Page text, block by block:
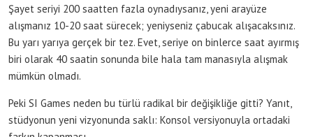
Şayet seriyi 200 saatten fazla oynadıysanız, yeni arayüze
alışmanız 10-20 saat sürecek; yeniyseniz çabucak alışacaksınız.
Bu yarı yarıya gerçek bir tez. Evet, seriye on binlerce saat ayırmış
biri olarak 40 saatin sonunda bile hala tam manasıyla alışmak
mümkün olmadı.
Peki SI Games neden bu türlü radikal bir değişikliğe gitti? Yanıt,
stüdyonun yeni vizyonunda saklı: Konsol versiyonuyla ortadaki